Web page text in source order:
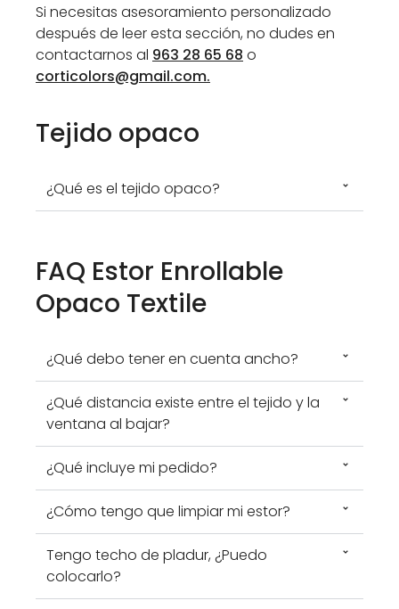
Si necesitas asesoramiento personalizado
después de leer esta sección, no dudes en
contactarnos al 963 28 65 68 o
corticolors@gmail.com.
Tejido opaco
¿Qué es el tejido opaco?
FAQ Estor Enrollable
Opaco Textile
¿Qué debo tener en cuenta ancho?
¿Qué distancia existe entre el tejido y la
ventana al bajar?
¿Qué incluye mi pedido?
¿Cómo tengo que limpiar mi estor?
Tengo techo de pladur, ¿Puedo
colocarlo?